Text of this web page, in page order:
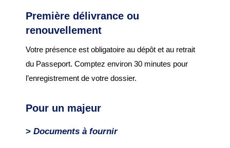
Journal municipal
Projets en cours
Première délivrance ou
renouvellement
Votre présence est obligatoire au dépôt et au retrait
du Passeport. Comptez environ 30 minutes pour
l’enregistrement de votre dossier.
Pour un majeur
> Documents à fournir